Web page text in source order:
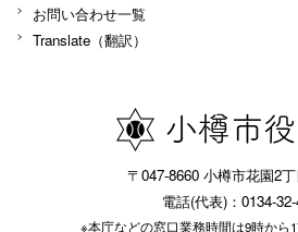
お問い合わせ一覧
Translate（翻訳）
〒047-8660 小樽市花園2
電話(代表)：0134-32-
※本庁などの窓口業務時間は9時から